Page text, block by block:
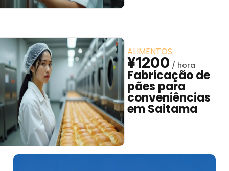
ALIMENTOS
¥1200
Fabricação de
pães para
conveniências
em Saitama